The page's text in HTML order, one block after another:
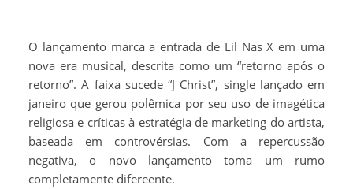
O lançamento marca a entrada de Lil Nas X em uma
nova era musical, descrita como um “retorno após o
retorno”. A faixa sucede “J Christ”, single lançado em
janeiro que gerou polêmica por seu uso de imagética
religiosa e críticas à estratégia de marketing do artista,
baseada em controvérsias. Com a repercussão
negativa, o novo lançamento toma um rumo
completamente difereente.